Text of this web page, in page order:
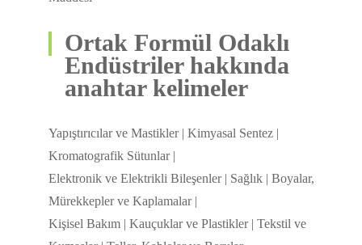
Ortak Formül Odaklı
Endüstriler hakkında
anahtar kelimeler
Yapıştırıcılar ve Mastikler | Kimyasal Sentez |
Kromatografik Sütunlar |
Elektronik ve Elektrikli Bileşenler | Sağlık | Boyalar,
Mürekkepler ve Kaplamalar |
Kişisel Bakım | Kauçuklar ve Plastikler | Tekstil ve